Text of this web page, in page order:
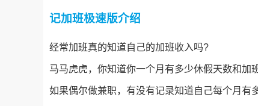
记加班极速版介绍
经常加班真的知道自己的加班收入吗?
马马虎虎，你知道你一个月有多少休假天数和加
如果偶尔做兼职，有没有记录知道自己每个月有